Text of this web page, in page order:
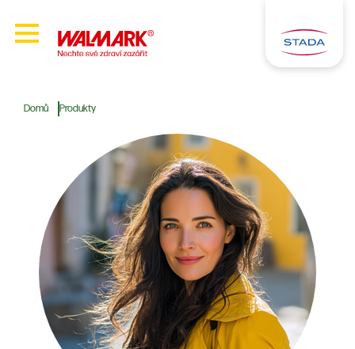
Domů Produkty